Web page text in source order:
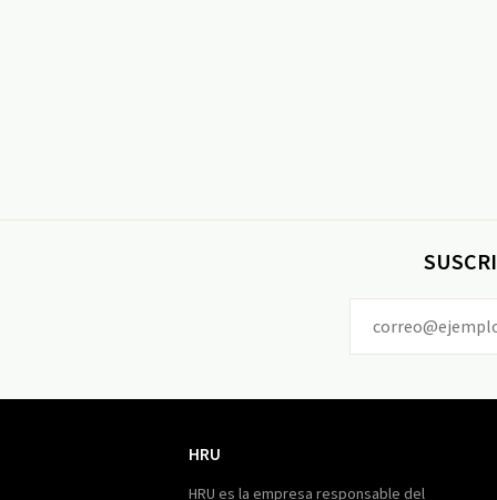
HRU
HRU es la empresa responsable del